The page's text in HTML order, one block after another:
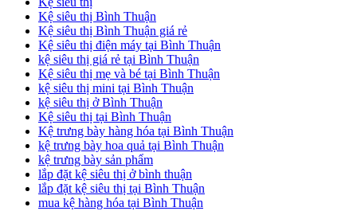
Kệ siêu thị Bình Thuận
Kệ siêu thị Bình Thuận giá rẻ
Kệ siêu thị điện máy tại Bình Thuận
kệ siêu thị giá rẻ tại Bình Thuận
Kệ siêu thị mẹ và bé tại Bình Thuận
kệ siêu thị mini tại Bình Thuận
kệ siêu thị ở Bình Thuận
Kệ siêu thị tại Bình Thuận
Kệ trưng bày hàng hóa tại Bình Thuận
kệ trưng bày hoa quả tại Bình Thuận
kệ trưng bày sản phẩm
lắp đặt kệ siêu thị ở bình thuận
lắp đặt kệ siêu thị tại Bình Thuận
mua kệ hàng hóa tại Bình Thuận